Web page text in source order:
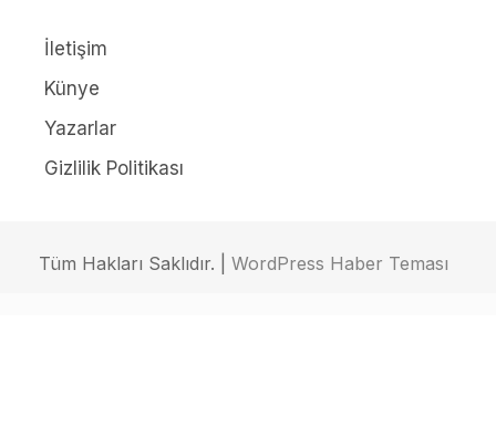
İletişim
Künye
Yazarlar
Gizlilik Politikası
Tüm Hakları Saklıdır. | WordPress Haber Teması